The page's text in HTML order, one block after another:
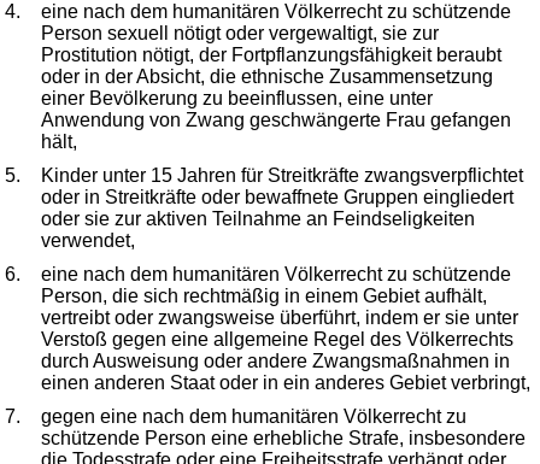
4.
eine nach dem humanitären Völkerrecht zu schützende
Person sexuell nötigt oder vergewaltigt, sie zur
Prostitution nötigt, der Fortpflanzungsfähigkeit beraubt
oder in der Absicht, die ethnische Zusammensetzung
einer Bevölkerung zu beeinflussen, eine unter
Anwendung von Zwang geschwängerte Frau gefangen
hält,
5.
Kinder unter 15 Jahren für Streitkräfte zwangsverpflichtet
oder in Streitkräfte oder bewaffnete Gruppen eingliedert
oder sie zur aktiven Teilnahme an Feindseligkeiten
verwendet,
6.
eine nach dem humanitären Völkerrecht zu schützende
Person, die sich rechtmäßig in einem Gebiet aufhält,
vertreibt oder zwangsweise überführt, indem er sie unter
Verstoß gegen eine allgemeine Regel des Völkerrechts
durch Ausweisung oder andere Zwangsmaßnahmen in
einen anderen Staat oder in ein anderes Gebiet verbringt,
7.
gegen eine nach dem humanitären Völkerrecht zu
schützende Person eine erhebliche Strafe, insbesondere
die Todesstrafe oder eine Freiheitsstrafe verhängt oder